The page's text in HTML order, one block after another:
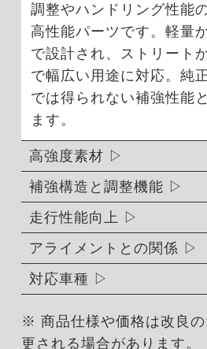
調整やハンドリング性能
高性能パーツです。軽量
で設計され、ストリート
で幅広い用途に対応。純
では得られない補強性能
ます。
高強度素材
補強構造と調整機能
走行性能向上
アライメントとの関係
対応車種
※ 商品仕様や価格は改良
更される場合があります。